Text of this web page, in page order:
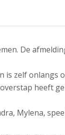
De
is zelf onlangs
heeft
Mylena,